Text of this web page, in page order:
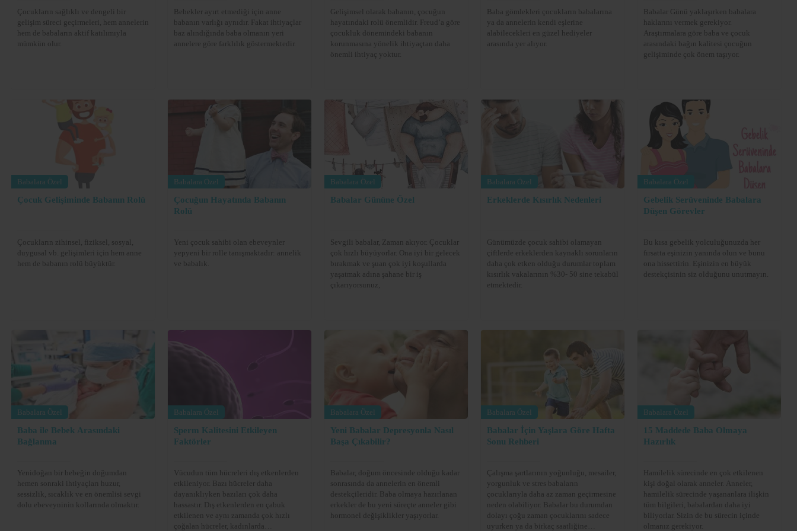
Çocukların sağlıklı ve dengeli bir
gelişim süreci geçirmeleri, hem annelerin
hem de babaların aktif katılımıyla
mümkün olur.
Bebekler ayırt etmediği için anne
babanın varlığı aynıdır. Fakat ihtiyaçlar
baz alındığında baba olmanın yeri
annelere göre farklılık göstermektedir.
Gelişimsel olarak babanın, çocuğun
hayatındaki rolü önemlidir. Freud’a göre
çocukluk dönemindeki babanın
korunmasına yönelik ihtiyaçtan daha
önemli ihtiyaç yoktur.
Baba gömlekleri çocukların babalarına
ya da annelerin kendi eşlerine
alabilecekleri en güzel hediyeler
arasında yer alıyor.
Babalar Günü yaklaşırken babalara
haklarını vermek gerekiyor.
Araştırmalara göre baba ve çocuk
arasındaki bağın kalitesi çocuğun
gelişiminde çok önem taşıyor.
Babalara Özel
Çocuk Gelişiminde Babanın Rolü
Çocukların zihinsel, fiziksel, sosyal,
duygusal vb. gelişimleri için hem anne
hem de babanın rolü büyüktür.
Babalara Özel
Çocuğun Hayatında Babanın
Rolü
Yeni çocuk sahibi olan ebeveynler
yepyeni bir rolle tanışmaktadır: annelik
ve babalık.
Babalara Özel
Babalar Gününe Özel
Sevgili babalar, Zaman akıyor. Çocuklar
çok hızlı büyüyorlar. Ona iyi bir gelecek
bırakmak ve şuan çok iyi koşullarda
yaşatmak adına şahane bir iş
çıkarıyorsunuz,
Babalara Özel
Erkeklerde Kısırlık Nedenleri
Günümüzde çocuk sahibi olamayan
çiftlerde erkeklerden kaynaklı sorunların
daha çok etken olduğu durumlar toplam
kısırlık vakalarının %30- 50 sine tekabül
etmektedir.
Babalara Özel
Gebelik Serüveninde Babalara
Düşen Görevler
Bu kısa gebelik yolculuğunuzda her
fırsatta eşinizin yanında olun ve bunu
ona hissettirin. Eşinizin en büyük
destekçisinin siz olduğunu unutmayın.
Babalara Özel
Baba ile Bebek Arasındaki
Bağlanma
Yenidoğan bir bebeğin doğumdan
hemen sonraki ihtiyaçları huzur,
sessizlik, sıcaklık ve en önemlisi sevgi
dolu ebeveyninin kollarında olmaktır.
Babalara Özel
Sperm Kalitesini Etkileyen
Faktörler
Vücudun tüm hücreleri dış etkenlerden
etkileniyor. Bazı hücreler daha
dayanıklıyken bazıları çok daha
hassastır. Dış etkenlerden en çabuk
etkilenen ve aynı zamanda çok hızlı
çoğalan hücreler, kadınlarda
Babalara Özel
Yeni Babalar Depresyonla Nasıl
Başa Çıkabilir?
Babalar, doğum öncesinde olduğu kadar
sonrasında da annelerin en önemli
destekçileridir. Baba olmaya hazırlanan
erkekler de bu yeni süreçte anneler gibi
hormonel değişiklikler yaşıyorlar.
Babalara Özel
Babalar İçin Yaşlara Göre Hafta
Sonu Rehberi
Çalışma şartlarının yoğunluğu, mesailer,
yorgunluk ve stres babaların
çocuklarıyla daha az zaman geçirmesine
neden olabiliyor. Babalar bu durumdan
dolayı çoğu zaman çocuklarını sadece
uyurken ya da birkaç saatliğine
Babalara Özel
15 Maddede Baba Olmaya
Hazırlık
Hamilelik sürecinde en çok etkilenen
kişi doğal olarak anneler. Anneler,
hamilelik sürecinde yaşananlara ilişkin
tüm bilgileri, babalardan daha iyi
biliyorlar. Sizin de bu sürecin içinde
olmanız gerekiyor.